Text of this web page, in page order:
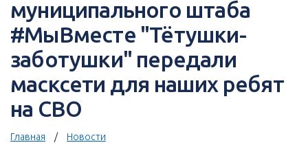
муниципального штаба
#МыВместе "Тётушки-
заботушки" передали
масксети для наших ребят
на СВО
Главная Новости